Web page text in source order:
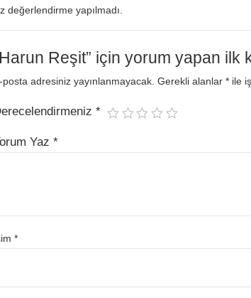
değerlendirme yapılmadı.
Reşit” için yorum yapan ilk
posta adresiniz yayınlanmayacak. Gerekli alanlar* ile
*
Yaz*
*